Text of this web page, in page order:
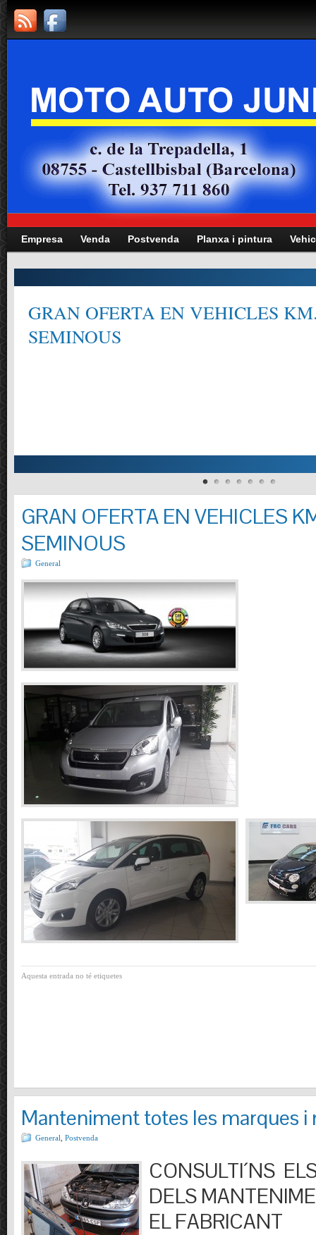
Empresa Venda Postvenda Planxa i pintura
GRAN OFERTA EN VEHICLES
SEMINOUS
GRAN OFERTA EN VEHICLES
SEMINOUS
General
Aquesta entrada no té etiquetes
Manteniment totes les marques i
General Postvenda
CONSULTI´NS
DELS
EL FABRICANT